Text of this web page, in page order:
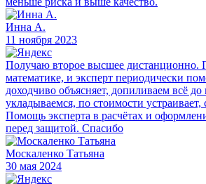
Инна А.
11 ноября 2023
Получаю второе высшее дистанционно.
математике, и эксперт периодически
доходчиво объясняет, допиливаем всё
укладываемся, по стоимости устраивает,
Помощь эксперта в расчётах и
перед защитой. Спасибо
Москаленко Татьяна
30 мая 2024